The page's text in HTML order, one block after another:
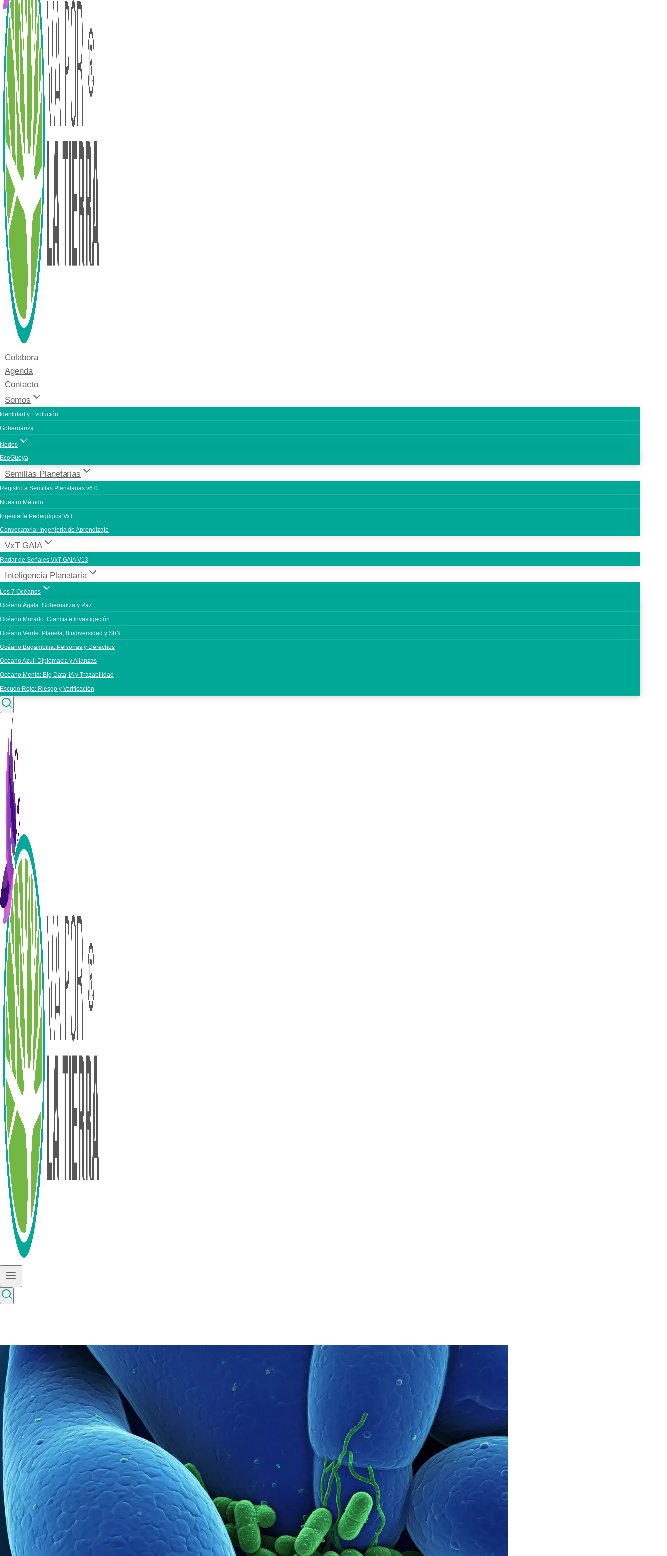
Colabora
Agenda
Contacto
Somos
Identidad y Evolución
Gobernanza
Nodos
EcoGüeya
Semillas Planetarias
Registro a Semillas Planetarias v6.0
Nuestro Método
Ingeniería Pedagógica VxT
Convocatoria: Ingeniería de Aprendizaje
VxT GAIA
Radar de Señales VxT GAIA V13
Inteligencia Planetaria
Los 7 Océanos
Océano Ágata: Gobernanza y Paz
Océano Morado: Ciencia e Investigación
Océano Verde: Planeta, Biodiversidad y SbN
Océano Bugambilia: Personas y Derechos
Océano Azul: Diplomacia y Alianzas
Océano Menta: Big Data, IA y Trazabilidad
Escudo Rojo: Riesgo y Verificación